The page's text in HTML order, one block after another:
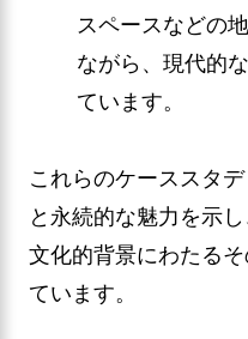
スペースなどの
ながら、現代的
ています。
これらのケーススタ
と永続的な魅力を示
文化的背景にわたる
ています。